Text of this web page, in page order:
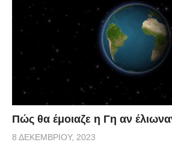
Πώς θα έμοιαζε η Γη αν
8 ΔΕΚΕΜΒΡΊΟΥ, 2023